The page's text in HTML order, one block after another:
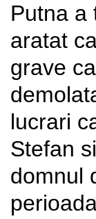
Putna a
aratat
grave
lucrari
Stefan
domnul